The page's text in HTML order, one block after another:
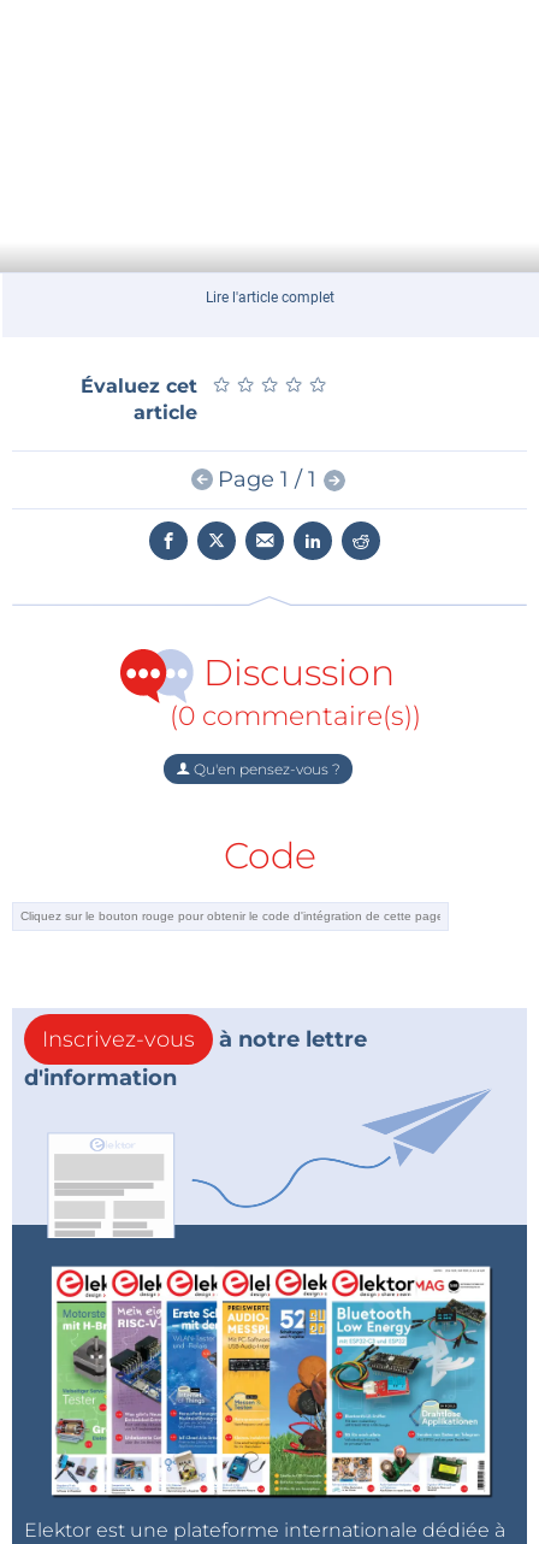
Lire l'article complet
Évaluez cet
article
★ ★ ★ ★ ★
★ ★ ★ ★ ★
Page 1 / 1
Discussion
(0 commentaire(s))
Qu'en pensez-vous ?
Code
Inscrivez-vous
à notre lettre
d'information
Elektor est une plateforme internationale dédiée à